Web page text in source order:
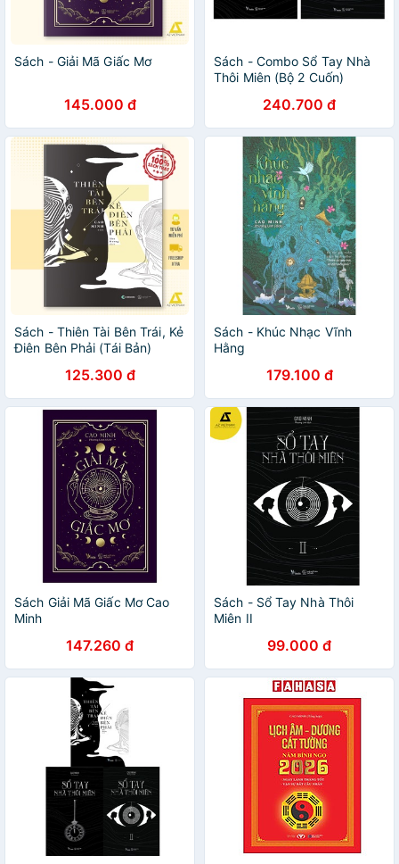
Sách - Giải Mã Giấc Mơ
145.000 đ
Sách - Combo Sổ Tay Nhà
Thôi Miên (Bộ 2 Cuốn)
240.700 đ
Sách - Thiên Tài Bên Trái, Kẻ
Điên Bên Phải (Tái Bản)
125.300 đ
Sách - Khúc Nhạc Vĩnh
Hằng
179.100 đ
Sách Giải Mã Giấc Mơ Cao
Minh
147.260 đ
Sách - Sổ Tay Nhà Thôi
Miên II
99.000 đ